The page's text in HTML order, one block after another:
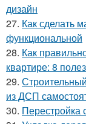
дизайн
27. Как сделать
функциональной
28. Как
квартире: 8
29.
из ДСП
30. Перестройка